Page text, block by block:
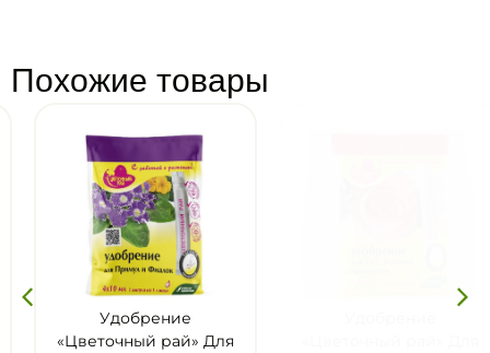
Похожие товары
Удобрение
«Цветочный рай» Для